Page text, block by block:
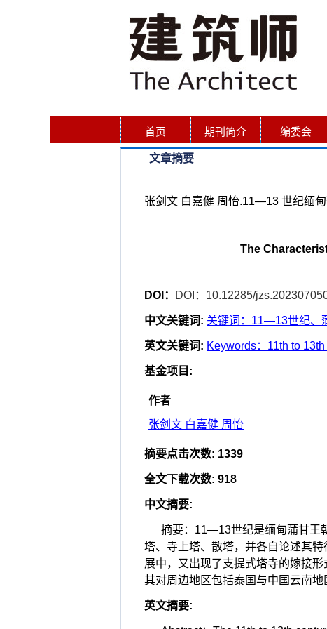
首页 期刊简介 编委会
文章摘要
张剑文 白嘉健 周怡.11—13 世纪缅
The
DOI： DOI：10.12285/
中文关键词: 关键词：11—13世纪、
英文关键词: Keywords：11th to
基金项目 :
作者
张剑文 白嘉健 周怡
摘要点击次数: 1339
全文下载次数: 918
中文摘要:
摘要：11—13世纪是缅甸蒲甘王
塔、寺上塔、散塔，并各自论述其
展中，又出现了支提式塔寺的嫁接
其对周边地区包括泰国与中国云南地
英文摘要: